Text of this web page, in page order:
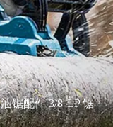
油锯配件 3/8''LP 锯